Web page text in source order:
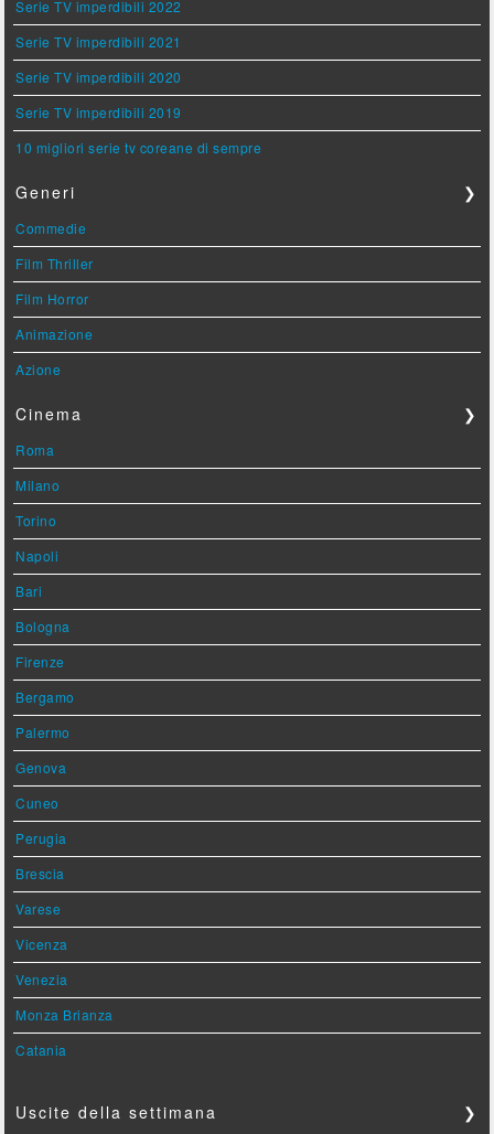
Serie TV imperdibili 2022
Serie TV imperdibili 2021
Serie TV imperdibili 2020
Serie TV imperdibili 2019
10 migliori serie tv coreane di sempre
Generi ❯
Commedie
Film Thriller
Film Horror
Animazione
Azione
Cinema ❯
Roma
Milano
Torino
Napoli
Bari
Bologna
Firenze
Bergamo
Palermo
Genova
Cuneo
Perugia
Brescia
Varese
Vicenza
Venezia
Monza Brianza
Catania
Uscite della settimana ❯